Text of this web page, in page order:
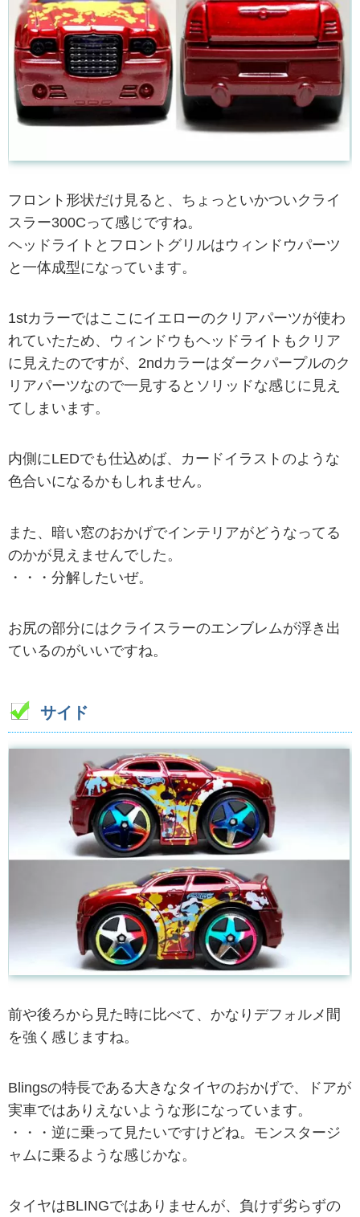
フロント形状だけ見ると、ちょっといかついクライ
スラー300Cって感じですね。
ヘッドライトとフロントグリルはウィンドウパーツ
と一体成型になっています。
1stカラーではここにイエローのクリアパーツが使わ
れていたため、ウィンドウもヘッドライトもクリア
に見えたのですが、2ndカラーはダークパープルのク
リアパーツなので一見するとソリッドな感じに見え
てしまいます。
内側にLEDでも仕込めば、カードイラストのような
色合いになるかもしれません。
また、暗い窓のおかげでインテリアがどうなってる
のかが見えませんでした。
・・・分解したいぜ。
お尻の部分にはクライスラーのエンブレムが浮き出
ているのがいいですね。
サイド
前や後ろから見た時に比べて、かなりデフォルメ間
を強く感じますね。
Blingsの特長である大きなタイヤのおかげで、ドアが
実車ではありえないような形になっています。
・・・逆に乗って見たいですけどね。モンスタージ
ャムに乗るような感じかな。
タイヤはBLINGではありませんが、負けず劣らずの